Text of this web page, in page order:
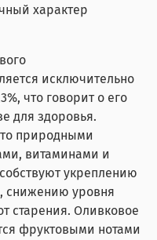
характер
исключительно
что говорит о его
для здоровья.
природными
витаминами и
укреплению
снижению уровня
старения. Оливковое
фруктовыми нотами